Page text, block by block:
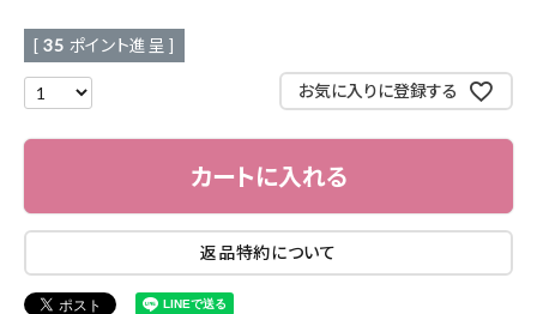
[ 35 ポイント進呈 ]
お気に入りに登録する
カートに入れる
返品特約について